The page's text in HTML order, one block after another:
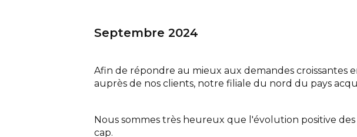
Septembre 2024
Afin de répondre au mieux aux demandes
auprès de nos clients, notre filiale du nord du pays
Nous sommes très heureux que l'évolution positive
cap.